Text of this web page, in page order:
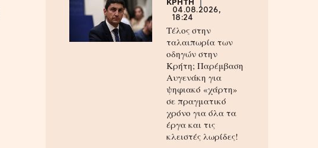
ΚΡΗΤΗ
04.08.2026,
18:24
Τέλος στην
ταλαιπωρία των
οδηγών στην
Κρήτη; Παρέμβαση
Αυγενάκη για
ψηφιακό «χάρτη»
σε πραγματικό
χρόνο για όλα τα
έργα και τις
κλειστές λωρίδες!